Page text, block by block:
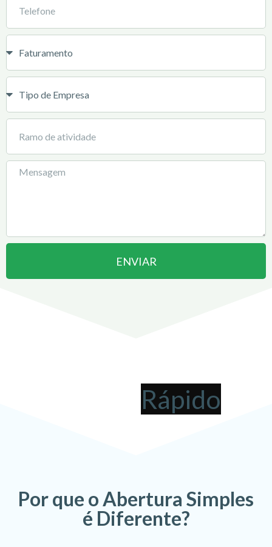
ENVIAR
pode ser !
Por que o Abertura Simples
é Diferente?